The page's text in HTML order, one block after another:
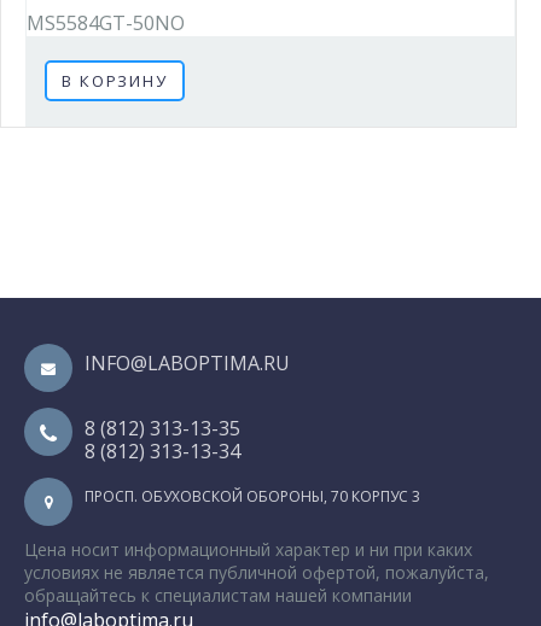
MS5584GT-50NO
В КОРЗИНУ
INFO@LABOPTIMA.RU
8 (812) 313-13-35
8 (812) 313-13-34
ПРОСП. ОБУХОВСКОЙ ОБОРОНЫ, 70 КОРПУС 3
Цена носит информационный характер и ни при каких
условиях не является публичной офертой, пожалуйста,
обращайтесь к специалистам нашей компании
info@laboptima.ru